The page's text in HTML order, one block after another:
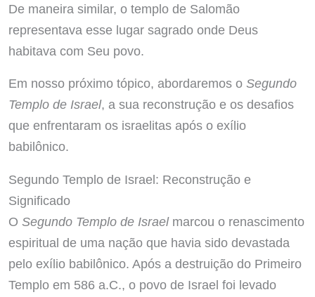
De maneira similar, o templo de Salomão
representava esse lugar sagrado onde Deus
habitava com Seu povo.
Em nosso próximo tópico, abordaremos o Segundo
Templo de Israel, a sua reconstrução e os desafios
que enfrentaram os israelitas após o exílio
babilônico.
Segundo Templo de Israel: Reconstrução e
Significado
O Segundo Templo de Israelmarcou o renascimento
espiritual de uma nação que havia sido devastada
pelo exílio babilônico. Após a destruição do Primeiro
Templo em 586 a.C., o povo de Israel foi levado